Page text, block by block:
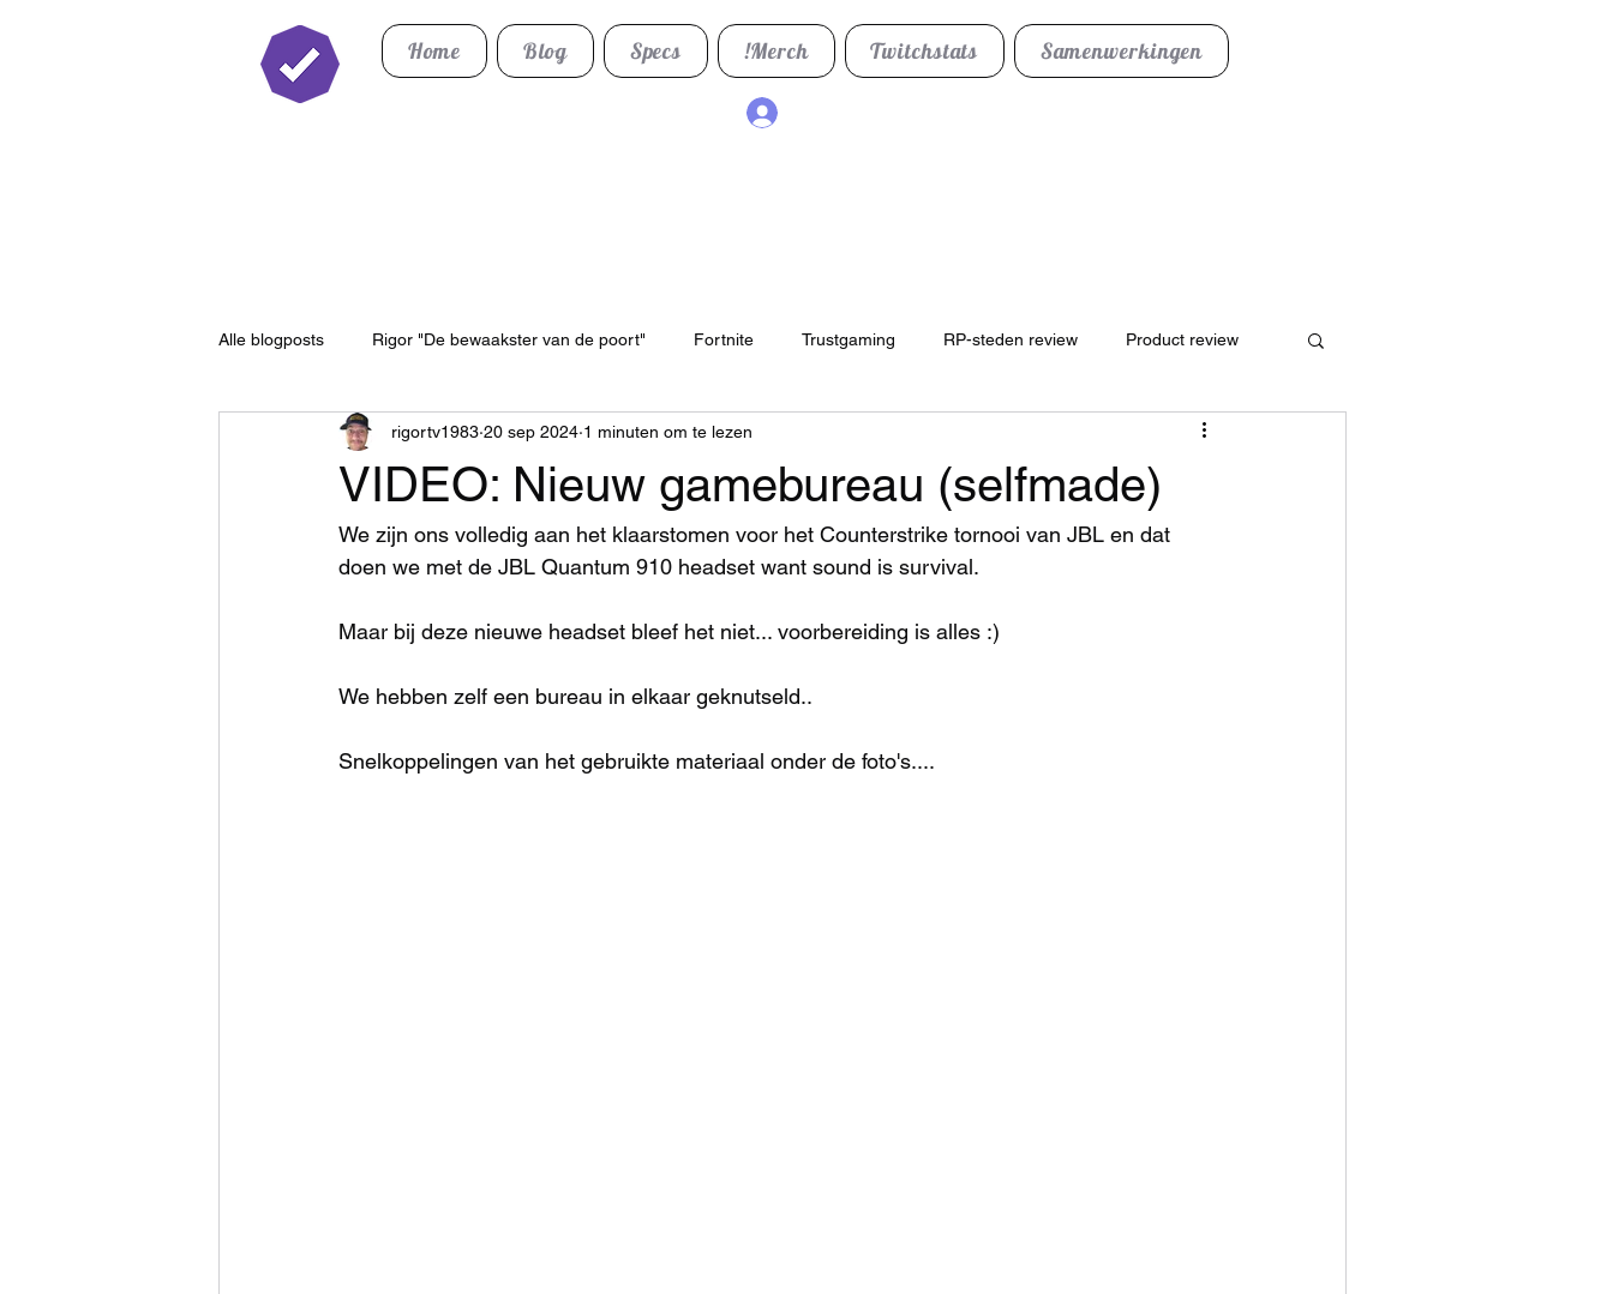
Home Blog Specs !Merch Twitchstats Samenwerkingen
Alle blogposts Rigor "De bewaakster van de poort" Fortnite Trustgaming RP-steden review Product review
Portfolio
VIDEO: Nieuw gamebureau (selfmade)
rigortv1983 20 sep 2024 1 minuten om te lezen
We zijn ons volledig aan het klaarstomen voor het Counterstrike tornooi van JBL en dat
doen we met de JBL Quantum 910 headset want sound is survival.
Maar bij deze nieuwe headset bleef het niet... voorbereiding is alles :)
We hebben zelf een bureau in elkaar geknutseld..
Snelkoppelingen van het gebruikte materiaal onder de foto's....